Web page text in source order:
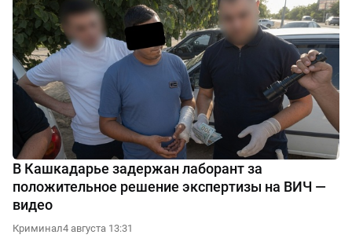
В Кашкадарье задержан лаборант за
положительное решение экспертизы на ВИЧ —
видео
Криминал4 августа 13:31